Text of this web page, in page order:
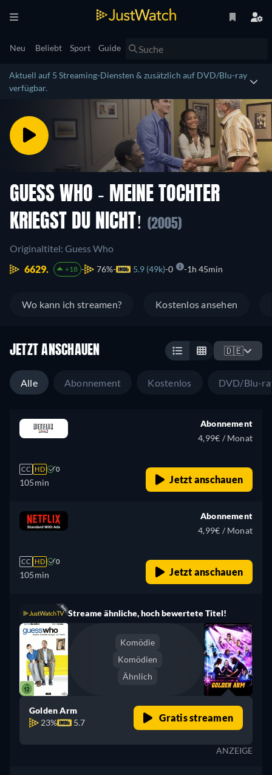
Neu Beliebt Sport Guide
Aktuell auf 5 Streaming-Diensten & zusätzlich auf DVD/Blu-ray
verfügbar.
GUESS WHO - MEINE TOCHTER
KRIEGST DU NICHT! (2005)
Originaltitel: Guess Who
6629.
+18 76% 5.9 (49k) 0 1h 45min
Wo kann ich streamen? Kostenlos ansehen
JETZT ANSCHAUEN 🇩🇪
Alle Abonnement Kostenlos DVD/Blu-
CC HD 0
105min
Abonnement
4,99€ / Monat
Jetzt anschauen
CC HD 0
105min
Abonnement
4,99€ / Monat
Jetzt anschauen
Streame ähnliche, hoch bewertete Titel!
Komödie
Komödien
Ähnlich
Golden Arm
23%
5.7 Gratis streamen
ANZEIGE